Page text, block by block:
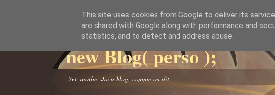
new Blog( perso );
Yet another Java blog, comme on dit
This site uses cookies from Google to deliver its
are shared with Google along with performance and
statistics, and to detect and address abuse.